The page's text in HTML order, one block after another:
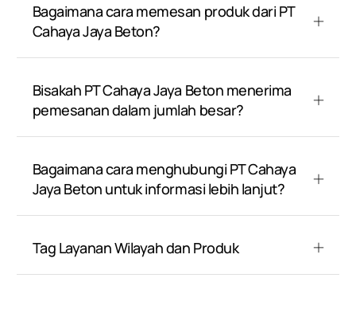
Bagaimana cara memesan produk dari PT
Cahaya Jaya Beton?
Bisakah PT Cahaya Jaya Beton menerima
pemesanan dalam jumlah besar?
Bagaimana cara menghubungi PT Cahaya
Jaya Beton untuk informasi lebih lanjut?
Tag Layanan Wilayah dan Produk